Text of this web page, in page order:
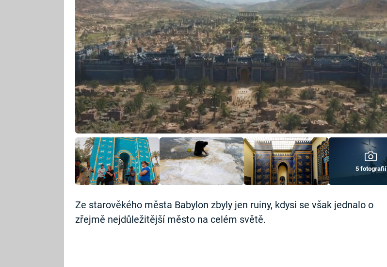
5 fotografií
Ze starověkého města Babylon zbyly jen ruiny, kdysi se však jednalo o
zřejmě nejdůležitější město na celém světě.